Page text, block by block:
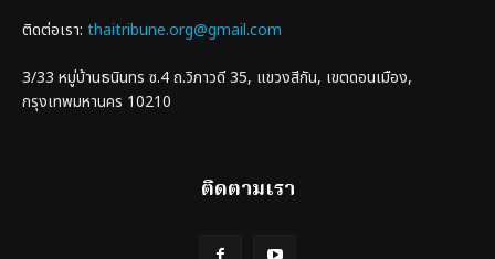
ติดต่อเรา: thaitribune.org@gmail.com
3/33 หมู่บ้านธนินทร ซ.4 ถ.วิภาวดี 35, แขวงสีกัน, เขตดอนเมือง,
กรุงเทพมหานคร 10210
ติดตามเรา